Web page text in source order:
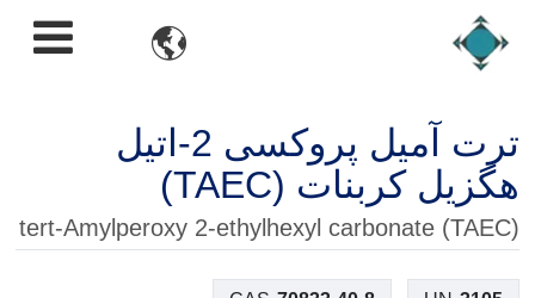

ترت آمیل پروکسی 2-اتیل
هگزیل کربنات (TAEC)
tert-Amylperoxy 2-ethylhexyl carbonate (TAEC)